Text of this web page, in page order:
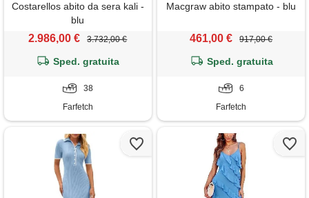
Costarellos abito da sera kali -
blu
2.986,00 € 3.732,00 €
Sped. gratuita
38
Farfetch
Macgraw abito stampato - blu
461,00 € 917,00 €
Sped. gratuita
6
Farfetch